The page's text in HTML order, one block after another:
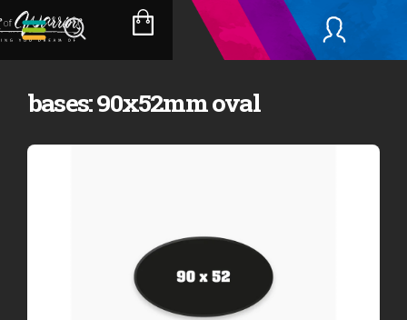
Přejít
na
obsah
NÁKUPNÍ
KOŠÍK
bases: 90x52mm oval